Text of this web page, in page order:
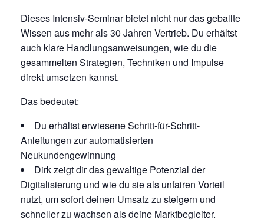
Dieses Intensiv-Seminar bietet nicht nur das geballte
Wissen aus mehr als 30 Jahren Vertrieb. Du erhältst
auch klare Handlungsanweisungen, wie du die
gesammelten Strategien, Techniken und Impulse
direkt umsetzen kannst.
Das bedeutet:
Du erhältst erwiesene Schritt-für-Schritt-
Anleitungen zur automatisierten
Neukundengewinnung
Dirk zeigt dir das gewaltige Potenzial der
Digitalisierung und wie du sie als unfairen Vorteil
nutzt, um sofort deinen Umsatz zu steigern und
schneller zu wachsen als deine Marktbegleiter.